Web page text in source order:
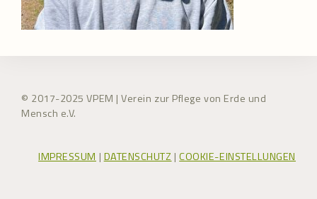
© 2017-2025 VPEM | Verein zur Pflege von Erde und
Mensch e.V.
IMPRESSUM | DATENSCHUTZ |COOKIE-EINSTELLUNGEN